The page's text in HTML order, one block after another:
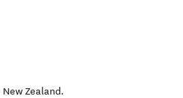
New Zealand.